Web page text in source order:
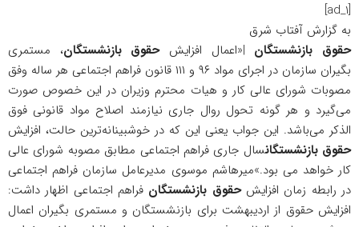
[ad_1]
به گزارش آفتاب شرق
حقوق بازنشستگان |«اعمال افزایشحقوق بازنشستگان، مستمری
بگیران سازمان در اجرای مواد ۹۶ و ۱۱۱ قانون فراهم
اجتماعی هر ساله وفق
مصوبات شورای عالی کار و هیات محترم وزیران در این خصوص صورت
می‌گیرد و هر گونه تحول روال جاری نیازمند اصلاح مواد قانونی فوق
الذکر می‌باشد. این جواب یعنی این که در خوشبینانه‌ترین حالت، افزایش
حقوق بازنشستگانسال جاری فراهم اجتماعی مطابق مصوبه شورای عالی
کار خواهد می بود.»میرهاشم موسوی مدیرعامل سازمان فراهم اجتماعی
در رابطه زمان افزایشحقوق بازنشستگان فراهم اجتماعی اظهار داشت:
افزایش حقوق از اردیبهشت برای بازنشستگان و مستمری بگیران اعمال